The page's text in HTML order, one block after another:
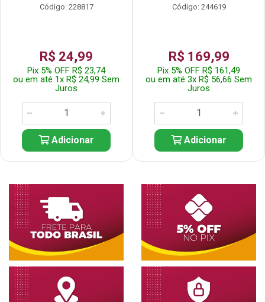
Código: 228817
R$ 24,99
Pix 5% OFF R$ 23,74
ou em até 1x R$ 24,99 Sem
Juros
Adicionar
Código: 244619
R$ 169,99
Pix 5% OFF R$ 161,49
ou em até 3x R$ 56,66 Sem
Juros
Adicionar